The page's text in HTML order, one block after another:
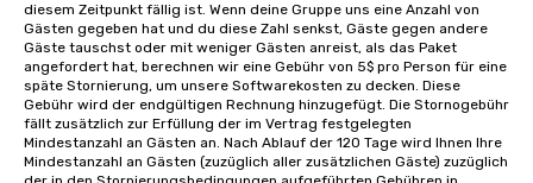
prefers. Call or email us today to plan
your retreat!
diesem Zeitpunkt fällig ist. Wenn deine Gruppe uns eine Anzahl von
Gästen gegeben hat und du diese Zahl senkst, Gäste gegen andere
Gäste tauschst oder mit weniger Gästen anreist, als das Paket
angefordert hat, berechnen wir eine Gebühr von 5$ pro Person für eine
späte Stornierung, um unsere Softwarekosten zu decken. Diese
Gebühr wird der endgültigen Rechnung hinzugefügt. Die Stornogebühr
fällt zusätzlich zur Erfüllung der im Vertrag festgelegten
Mindestanzahl an Gästen an. Nach Ablauf der 120 Tage wird Ihnen Ihre
Mindestanzahl an Gästen (zuzüglich aller zusätzlichen Gäste) zuzüglich